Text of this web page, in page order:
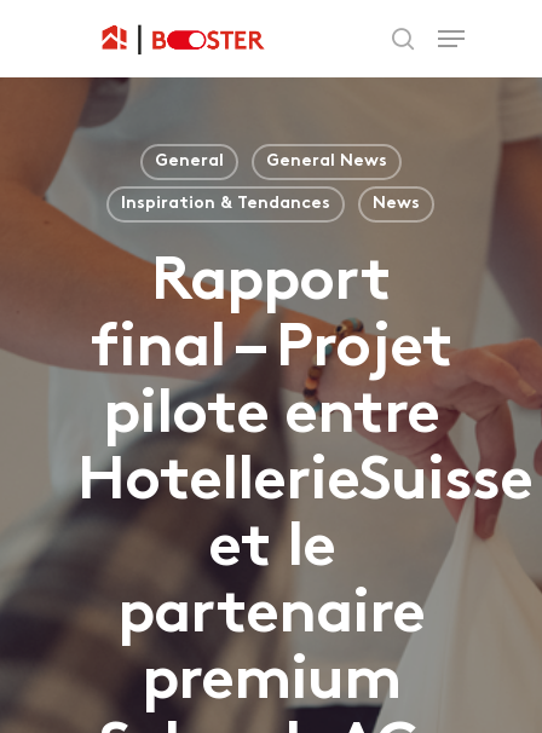
General General News
Inspiration & Tendances News
Rapport
final – Projet
pilote entre
HotellerieSuisse
et le
partenaire
premium